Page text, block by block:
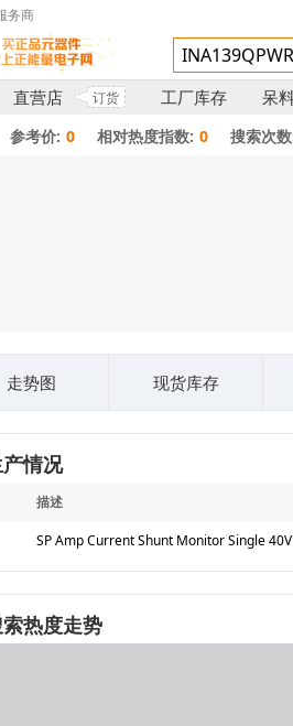
务商
直营店 订货 工厂库存 呆
参考价: 0 相对热度指数: 0 搜索次
走势图 现货库存
情况
描述
SP Amp Current Shunt Monitor Single
热度走势